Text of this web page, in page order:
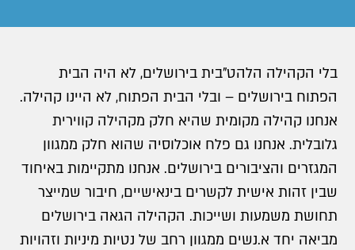
בלי הקהילה הלהט"בית בירושלים, לא היה הבית
הפתוח בירושלים – ובלי הבית הפתוח, לא היינו קהילה.
אנחנו קהילה מקומית שהיא חלק מקהילה קווירית
גלובלית. אנחנו גם פלח אוכלוסיה שהוא חלק ממגוון
המגזרים והציבורים בירושלים. אנחנו מתקיימות באיחוד
שבין זהות אישית לקשרים בינאישיים, חיבור שמייצר
תחושת משמעות ושייכות. הקהילה הגאה בירושלים
מביאה יחד א.נשים ממגוון רחב של נטיות מיניות וזהויות